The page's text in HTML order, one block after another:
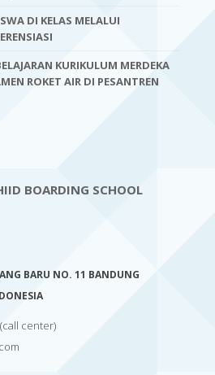
DI KELAS MELALUI
KURIKULUM MERDEKA
ROKET AIR DI PESANTREN
BOARDING SCHOOL
BARU NO. 11 BANDUNG
(call center)